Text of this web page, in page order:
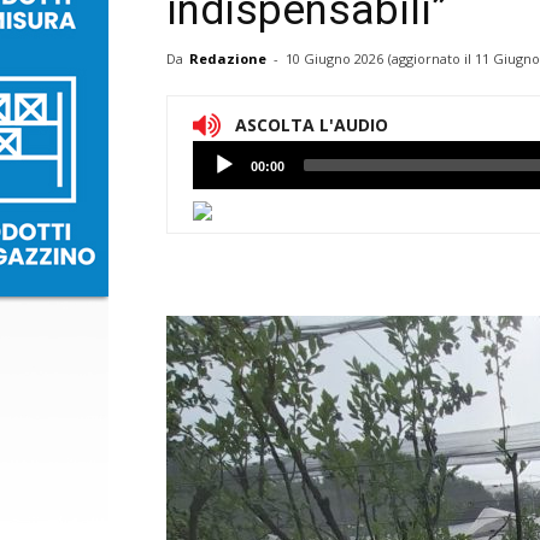
indispensabili”
Da Redazione - 10 Giugno 2026 (aggiornato il 11
ASCOLTA L'AUDIO
Lettore
Audio
00:00